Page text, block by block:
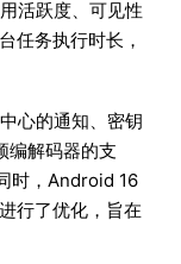
活跃度、可见性
任务执行时长，
心的通知、密钥
编解码器的支
时，Android 16
行了优化，旨在